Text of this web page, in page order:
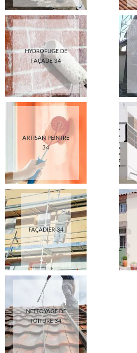
HYDROFUGE DE
FAÇADE 34
ARTISAN PEINTRE
34
FAÇADIER 34
NETTOYAGE DE
TOITURE 34